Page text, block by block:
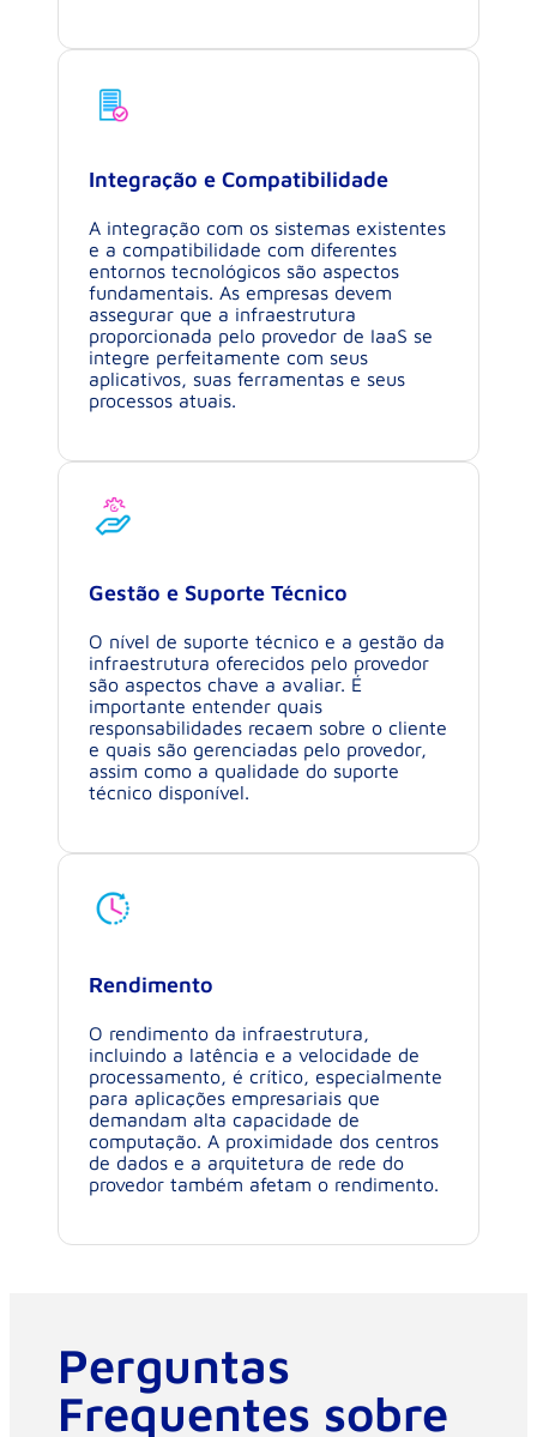
Integração e Compatibilidade
A integração com os sistemas existentes
e a compatibilidade com diferentes
entornos tecnológicos são aspectos
fundamentais. As empresas devem
assegurar que a infraestrutura
proporcionada pelo provedor de IaaS se
integre perfeitamente com seus
aplicativos, suas ferramentas e seus
processos atuais.
Gestão e Suporte Técnico
O nível de suporte técnico e a gestão da
infraestrutura oferecidos pelo provedor
são aspectos chave a avaliar. É
importante entender quais
responsabilidades recaem sobre o cliente
e quais são gerenciadas pelo provedor,
assim como a qualidade do suporte
técnico disponível.
Rendimento
O rendimento da infraestrutura,
incluindo a latência e a velocidade de
processamento, é crítico, especialmente
para aplicações empresariais que
demandam alta capacidade de
computação. A proximidade dos centros
de dados e a arquitetura de rede do
provedor também afetam o rendimento.
Perguntas
Frequentes sobre